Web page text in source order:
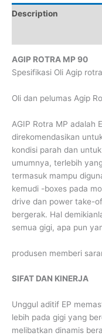
Description
AGIP ROTRA MP 90
Spesifikasi Oli Agip
Oli dan pelumas Agip
AGIP Rotra MP adalah
direkomendasikan
kondisi parah dan
umumnya, terlebih
termasuk mampu
kemudi -boxes pada
drive dan power take-
bergerak. Hal
semua gigi, apa pun
produsen memberi
SIFAT DAN KINERJA
Unggul aditif EP
lebih pada gigi yang
melibatkan dinamis